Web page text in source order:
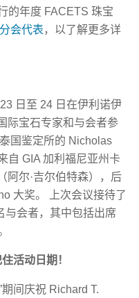
的年度 FACETS 珠宝
会代表 ，以了解更多详
日至 24 日在伊利诺伊
际宝石专家和与会者参
国鉴定所的 Nicholas
自 GIA 加利福尼亚州卡
阿尔·吉尔伯特森），后
大奖。 上次会议接待了
与会者，其中包括出席
活动日期！
间庆祝 Richard T.